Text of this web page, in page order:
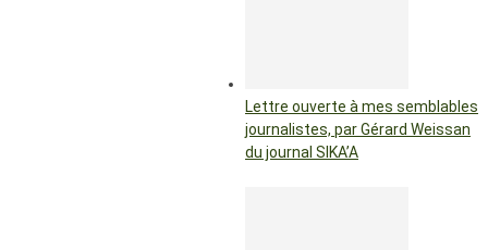
Lettre ouverte à mes semblables
journalistes, par Gérard Weissan
du journal SIKA’A